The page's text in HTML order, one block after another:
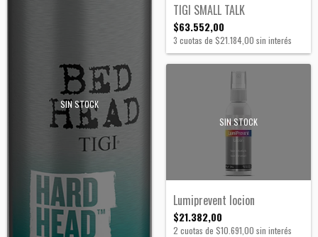
SIN STOCK
TIGI SMALL TALK
$63.552,00
3 cuotas de $21.184,00 sin interés
SIN STOCK
Lumiprevent locion
$21.382,00
2 cuotas de $10.691,00 sin interés